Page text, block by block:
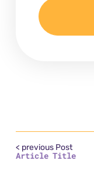
< previous Post
Article Title